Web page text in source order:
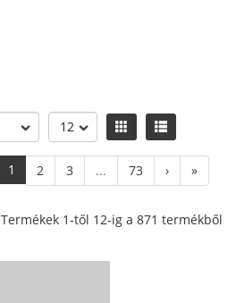
1 2 3 ... 73 › »
Termékek 1-től 12-ig a 871 termékből